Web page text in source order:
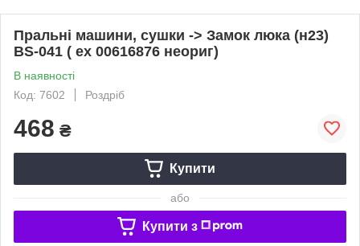
Пральні машини, сушки -> Замок люка (н23)
BS-041 ( ex 00616876 неориг)
В наявності
Код: 7602
Роздріб
468 ₴
Купити
або
Купити з